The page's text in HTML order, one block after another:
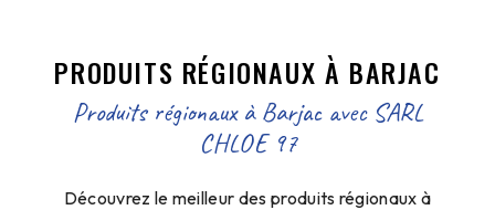
PRODUITS RÉGIONAUX À BARJAC
Produits régionaux à Barjac avec SARL
CHLOE 97
Découvrez le meilleur des produits régionaux à